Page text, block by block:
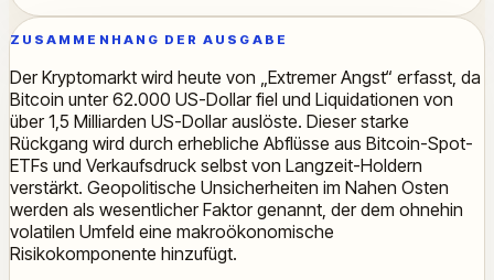
ZUSAMMENHANG DER AUSGABE
Der Kryptomarkt wird heute von „Extremer Angst“ erfasst, da
Bitcoin unter 62.000 US-Dollar fiel und Liquidationen von
über 1,5 Milliarden US-Dollar auslöste. Dieser starke
Rückgang wird durch erhebliche Abflüsse aus Bitcoin-Spot-
ETFs und Verkaufsdruck selbst von Langzeit-Holdern
verstärkt. Geopolitische Unsicherheiten im Nahen Osten
werden als wesentlicher Faktor genannt, der dem ohnehin
volatilen Umfeld eine makroökonomische
Risikokomponente hinzufügt.